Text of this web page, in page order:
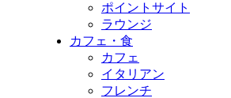
ポイントサイト
ラウンジ
カフェ・食
カフェ
イタリアン
フレンチ